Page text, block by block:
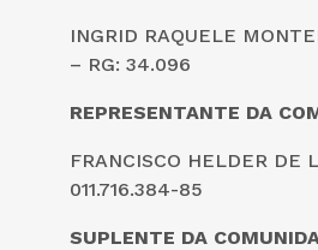
INGRID RAQUELE
– RG: 34.096
REPRESENTANTE DA
FRANCISCO HELDER DE
011.716.384-85
SUPLENTE DA